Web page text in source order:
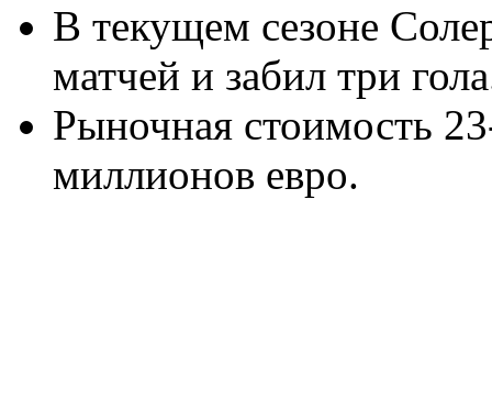
В текущем сезоне
матчей и забил три
Рыночная стоимость
миллионов евро.